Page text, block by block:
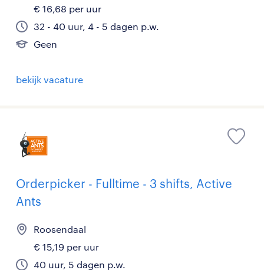
€ 16,68 per uur
32 - 40 uur, 4 - 5 dagen p.w.
Geen
bekijk vacature
Orderpicker - Fulltime - 3 shifts, Active
Ants
Roosendaal
€ 15,19 per uur
40 uur, 5 dagen p.w.